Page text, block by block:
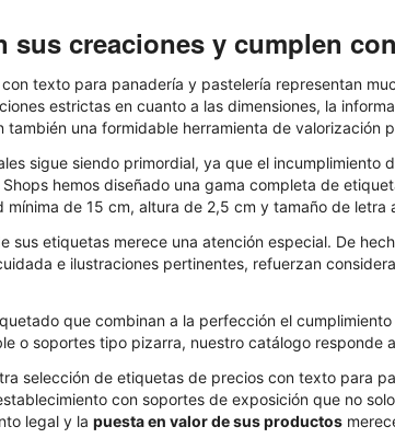
sus creaciones y cumplen
texto para panadería y pastelería representan
estrictas en cuanto a las dimensiones, la
una formidable herramienta de valorización
sigue siendo primordial, ya que el
hemos diseñado una gama completa de
mínima de 15 cm, altura de 2,5 cm y tamaño de letra
sus etiquetas merece una atención especial. De
e ilustraciones pertinentes, refuerzan
que combinan a la perfección el
o soportes tipo pizarra, nuestro catálogo responde
selección de etiquetas de precios con texto para
con soportes de exposición que no
legal y la puesta en valor de sus productos